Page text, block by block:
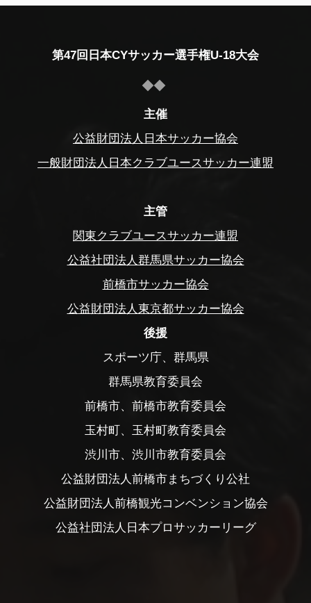
第47回日本CYサッカー選手権U-18大会
主催
公益財団法人日本サッカー協会
一般財団法人日本クラブユースサッカー連盟
主管
関東クラブユースサッカー連盟
公益社団法人群馬県サッカー協会
前橋市サッカー協会
公益財団法人東京都サッカー協会
後援
スポーツ庁、群馬県
群馬県教育委員会
前橋市、前橋市教育委員会
玉村町、玉村町教育委員会
渋川市、渋川市教育委員会
公益財団法人前橋市まちづくり公社
公益財団法人前橋観光コンベンション協会
公益社団法人日本プロサッカーリーグ